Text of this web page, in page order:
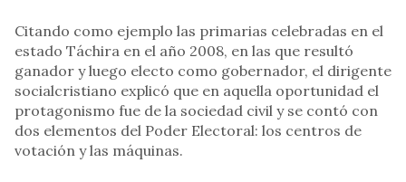
Citando como ejemplo las primarias celebradas en el
estado Táchira en el año 2008, en las que resultó
ganador y luego electo como gobernador, el dirigente
socialcristiano explicó que en aquella oportunidad el
protagonismo fue de la sociedad civil y se contó con
dos elementos del Poder Electoral: los centros de
votación y las máquinas.